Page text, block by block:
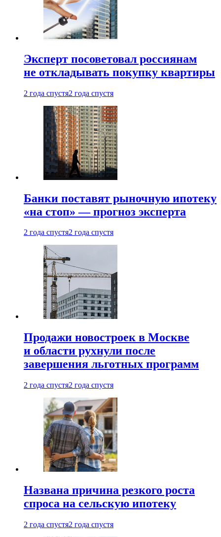
Эксперт посоветовал россиянам
не откладывать покупку квартиры
2 года спустя2 года спустя
Банки поставят рыночную ипотеку
«на стоп» — прогноз эксперта
2 года спустя2 года спустя
Продажи новостроек в Москве
и области рухнули после
завершения льготных программ
2 года спустя2 года спустя
Названа причина резкого роста
спроса на сельскую ипотеку
2 года спустя2 года спустя